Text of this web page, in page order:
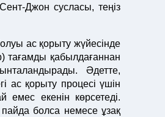
Джон сусласы, теңіз
ас қорыту жүйесінде
тағамды қабылдағаннан
Әдетте,
ас қорыту процесі үшін
екенін көрсетеді.
болса немесе ұзақ